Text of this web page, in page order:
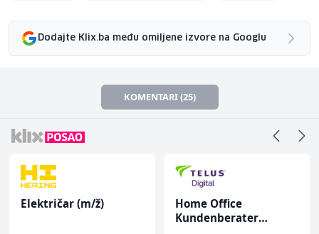
Dodajte Klix.ba među omiljene izvore na Googlu
KOMENTARI (25)
Električar (m/ž)
Home Office
Kundenberater